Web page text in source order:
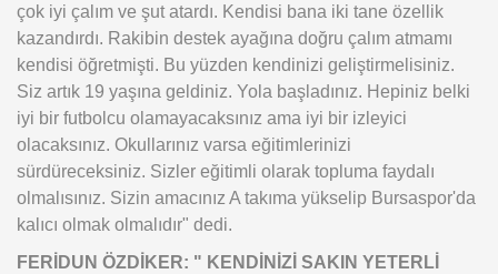
çok iyi çalım ve şut atardı. Kendisi bana iki tane özellik
kazandırdı. Rakibin destek ayağına doğru çalım atmamı
kendisi öğretmişti. Bu yüzden kendinizi geliştirmelisiniz.
Siz artık 19 yaşına geldiniz. Yola başladınız. Hepiniz belki
iyi bir futbolcu olamayacaksınız ama iyi bir izleyici
olacaksınız. Okullarınız varsa eğitimlerinizi
sürdüreceksiniz. Sizler eğitimli olarak topluma faydalı
olmalısınız. Sizin amacınız A takıma yükselip Bursaspor'da
kalıcı olmak olmalıdır" dedi.
FERİDUN ÖZDİKER: " KENDİNİZİ SAKIN YETERLİ